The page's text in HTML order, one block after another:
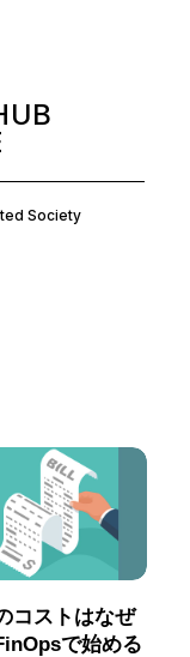
Society
コストはなぜ
で始める